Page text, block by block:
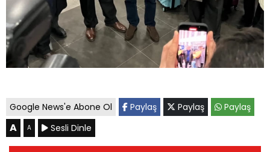
Google News'e Abone Ol Paylaş Paylaş Paylaş
A A Sesli Dinle